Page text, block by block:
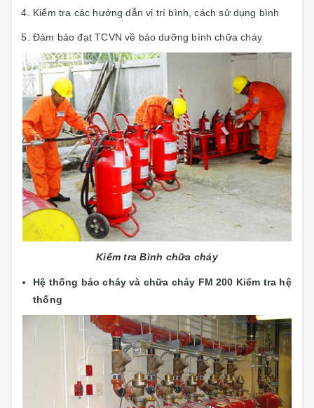
Kiểm tra các hướng dẫn vị trí bình, cách sử dụng bình
Đảm bảo đạt TCVN về bảo dưỡng bình chữa cháy
Kiểm tra Bình chữa cháy
Hệ thống báo cháy và chữa cháy FM 200 Kiểm tra hệ
thống